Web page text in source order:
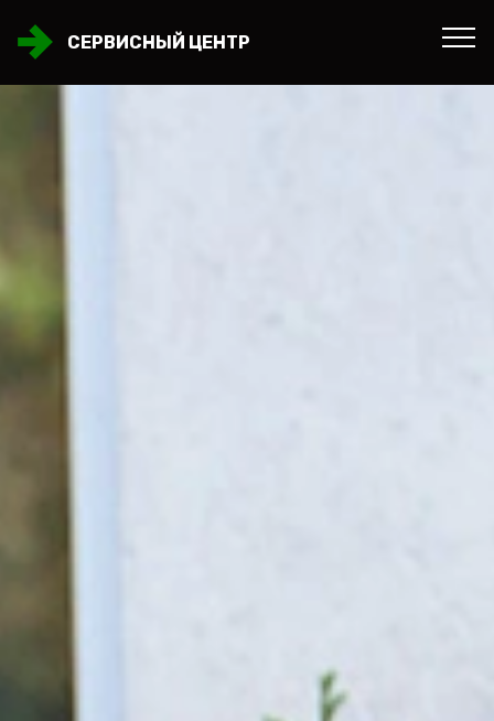
СЕРВИСНЫЙ ЦЕНТР